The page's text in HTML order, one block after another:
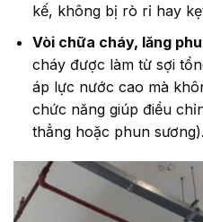
kế, không bị rò rỉ hay
Vòi chữa cháy, lăng
cháy được làm từ sợi
áp lực nước cao mà
chức năng giúp điều
thẳng hoặc phun sương).